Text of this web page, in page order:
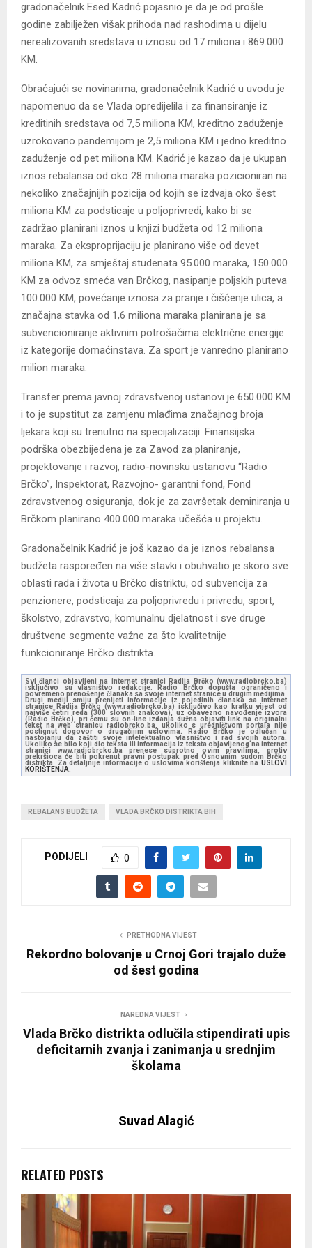
gradonačelnik Esed Kadrić pojasnio je da je od prošle
godine zabilježen višak prihoda nad rashodima u dijelu
nerealizovanih sredstava u iznosu od 17 miliona i 869.000
KM.
Obraćajući se novinarima, gradonačelnik Kadrić u uvodu je
napomenuo da se Vlada opredijelila i za finansiranje iz
kreditinih sredstava od 7,5 miliona KM, kreditno zaduženje
uzrokovano pandemijom je 2,5 miliona KM i jedno kreditno
zaduženje od pet miliona KM. Kadrić je kazao da je ukupan
iznos rebalansa od oko 28 miliona maraka pozicioniran na
nekoliko značajnijih pozicija od kojih se izdvaja oko šest
miliona KM za podsticaje u poljoprivredi, kako bi se
zadržao planirani iznos u knjizi budžeta od 12 miliona
maraka. Za eksproprijaciju je planirano više od devet
miliona KM, za smještaj studenata 95.000 maraka, 150.000
KM za odvoz smeća van Brčkog, nasipanje poljskih puteva
100.000 KM, povećanje iznosa za pranje i čišćenje ulica, a
značajna stavka od 1,6 miliona maraka planirana je sa
subvencioniranje aktivnim potrošačima električne energije
iz kategorije domaćinstava. Za sport je vanredno planirano
milion maraka.
Transfer prema javnoj zdravstvenoj ustanovi je 650.000 KM
i to je supstitut za zamjenu mlađima značajnog broja
ljekara koji su trenutno na specijalizaciji. Finansijska
podrška obezbijeđena je za Zavod za planiranje,
projektovanje i razvoj, radio-novinsku ustanovu “Radio
Brčko”, Inspektorat, Razvojno- garantni fond, Fond
zdravstvenog osiguranja, dok je za završetak deminiranja u
Brčkom planirano 400.000 maraka učešća u projektu.
Gradonačelnik Kadrić je još kazao da je iznos rebalansa
budžeta raspoređen na više stavki i obuhvatio je skoro sve
oblasti rada i života u Brčko distriktu, od subvencija za
penzionere, podsticaja za poljoprivredu i privredu, sport,
školstvo, zdravstvo, komunalnu djelatnost i sve druge
društvene segmente važne za što kvalitetnije
funkcioniranje Brčko distrikta.
Svi članci objavljeni na internet stranici Radija Brčko (www.radiobrcko.ba)
isključivo su vlasništvo redakcije. Radio Brčko dopušta ograničeno i
povremeno prenošenje članaka sa svoje internet stranice u drugim medijima.
Drugi mediji smiju prenijeti informacije iz pojedinih članaka sa Internet
stranice Radija Brčko (www.radiobrcko.ba) isključivo kao kratku vijest od
najviše četiri reda (300 slovnih znakova), uz obavezno navođenje izvora
(Radio Brčko), pri čemu su on-line izdanja dužna objaviti link na originalni
tekst na web stranicu radiobrcko.ba, ukoliko s uredništvom portala nije
postignut dogovor o drugačijim uslovima. Radio Brčko je odlučan u
nastojanju da zaštiti svoje intelektualno vlasništvo i rad svojih autora.
Ukoliko se bilo koji dio teksta ili informacija iz teksta objavljenog na internet
stranici www.radiobrcko.ba prenese suprotno ovim pravilima, protiv
prekršioca će biti pokrenut pravni postupak pred Osnovnim sudom Brčko
distrikta. Za detaljnije informacije o uslovima korištenja kliknite na USLOVI
KORIŠTENJA.
REBALANS BUDŽETA VLADA BRČKO DISTRIKTA BIH
PODIJELI 0
PRETHODNA VIJEST
Rekordno bolovanje u Crnoj Gori trajalo duže
od šest godina
NAREDNA VIJEST
Vlada Brčko distrikta odlučila stipendirati upis
deficitarnih zvanja i zanimanja u srednjim
školama
Suvad Alagić
RELATED POSTS